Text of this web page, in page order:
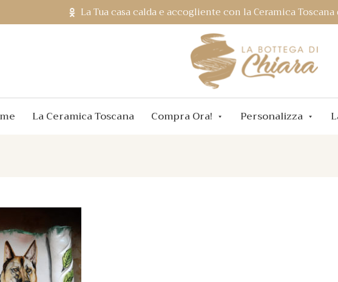
La Tua casa calda e accogliente con la Ceramica
La Ceramica Toscana Compra Ora! Personalizza